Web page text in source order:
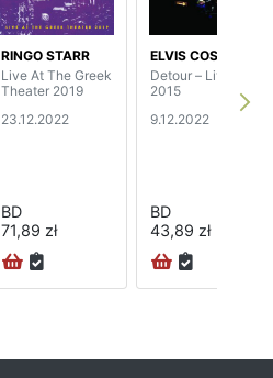
RINGO STARR
Live At The Greek
Theater 2019
23.12.2022
BD
71,89 zł
ELVIS COSTELLO
Detour – Liverpool
2015
9.12.2022
BD
43,89 zł